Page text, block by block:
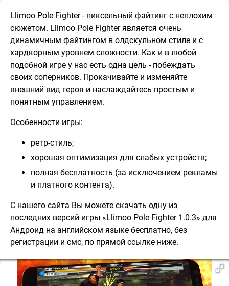
Llimoo Pole Fighter - пиксельный файтинг с неплохим
сюжетом. Llimoo Pole Fighter является очень
динамичным файтингом в олдскульном стиле и с
хардкорным уровнем сложности. Как и в любой
подобной игре у нас есть одна цель - побеждать
своих соперников. Прокачивайте и изменяйте
внешний вид героя и наслаждайтесь простым и
понятным управлением.
Особенности игры:
ретр-стиль;
хорошая оптимизация для слабых устройств;
полная бесплатность (за исключением рекламы
и платного контента).
С нашего сайта Вы можете скачать одну из
последних версий игры «Llimoo Pole Fighter 1.0.3» для
Андроид на английском языке бесплатно, без
регистрации и смс, по прямой ссылке ниже.